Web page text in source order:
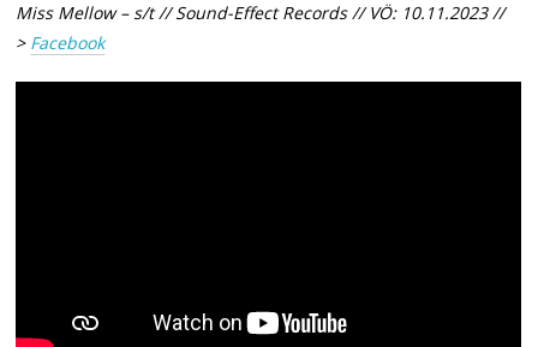
Miss Mellow – s/t // Sound-Effect Records // VÖ: 10.11.2023 //
> Facebook